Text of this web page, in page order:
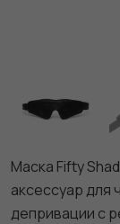
Маска Fifty
аксессуар для
депривации с